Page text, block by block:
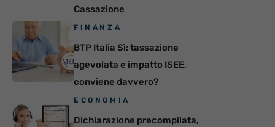
Cassazione
FINANZA
BTP Italia Sì: tassazione
agevolata e impatto ISEE,
conviene davvero?
ECONOMIA
Dichiarazione precompilata,